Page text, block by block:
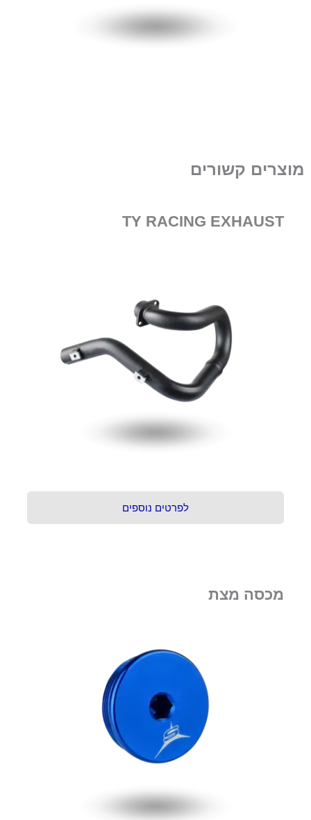
מוצרים קשורים
TY RACING EXHAUST
לפרטים נוספים
מכסה מצת